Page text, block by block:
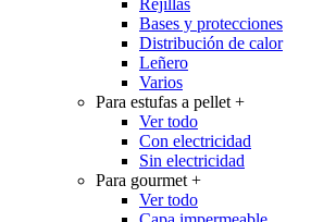
Rejillas
Bases y protecciones
Distribución de calor
Leñero
Varios
Para estufas a pellet +
Ver todo
Con electricidad
Sin electricidad
Para gourmet +
Ver todo